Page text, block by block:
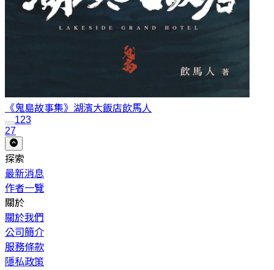
《鬼島故事集》湖濱大飯店飲馬人
123
27
探索
最新消息
作者一覽
關於
關於我們
公司簡介
服務條款
隱私政策